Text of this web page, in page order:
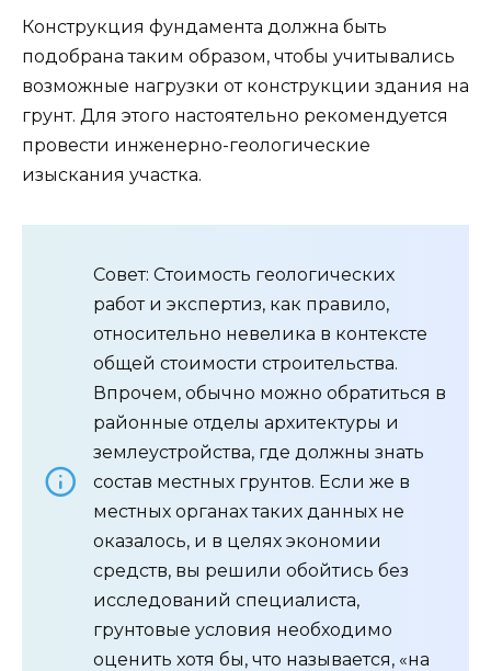
Конструкция фундамента должна быть
подобрана таким образом, чтобы учитывались
возможные нагрузки от конструкции здания на
грунт. Для этого настоятельно рекомендуется
провести инженерно-геологические
изыскания участка.
Совет: Стоимость геологических
работ и экспертиз, как правило,
относительно невелика в контексте
общей стоимости строительства.
Впрочем, обычно можно обратиться в
районные отделы архитектуры и
землеустройства, где должны знать
состав местных грунтов. Если же в
местных органах таких данных не
оказалось, и в целях экономии
средств, вы решили обойтись без
исследований специалиста,
грунтовые условия необходимо
оценить хотя бы, что называется, «на